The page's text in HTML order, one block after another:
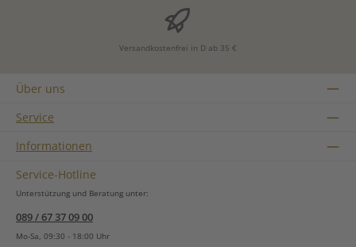
Versandkostenfrei in D ab 35 €
Über uns
Service
Informationen
Service-Hotline
Unterstützung und Beratung unter:
089 / 67 37 09 00
Mo-Sa, 09:30 - 18:00 Uhr